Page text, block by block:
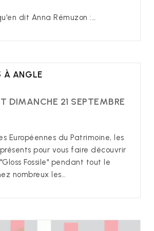
dit Anna Rémuzon :…
À ANGLE
DIMANCHE 21 SEPTEMBRE
Européennes du Patrimoine, les
pour vous faire découvrir
Fossile" pendant tout le
nombreux les…